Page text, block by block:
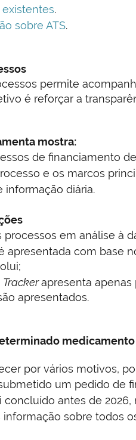
existentes.
sobre ATS.
permite
é reforçar a
mostra:
de financiamento
e os marcos
informação diária.
processos em análise à
apresentada com base
Trackerapresenta
apresentados.
por vários motivos,
um pedido de
concluído antes de
informação sobre todos